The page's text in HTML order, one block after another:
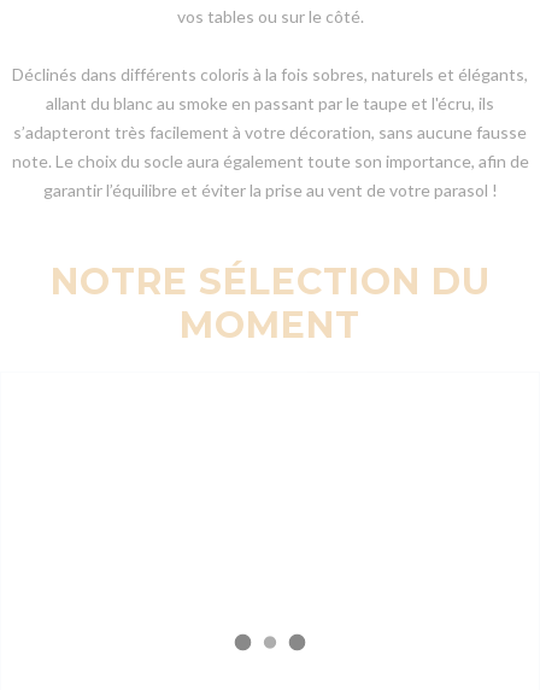
vos tables ou sur le côté.
Déclinés dans différents coloris à la fois sobres, naturels et élégants,
allant du blanc au smoke en passant par le taupe et l'écru, ils
s’adapteront très facilement à votre décoration, sans aucune fausse
note. Le choix du socle aura également toute son importance, afin de
garantir l’équilibre et éviter la prise au vent de votre parasol !
NOTRE SÉLECTION DU
MOMENT